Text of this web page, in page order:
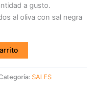
a gusto.
al oliva con sal negra
SALES